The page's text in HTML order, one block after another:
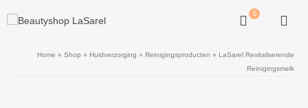
0
Home » Shop » Huidverzorging » Reinigingsproducten » LaSarel Revitaliserende
Reinigingsmelk